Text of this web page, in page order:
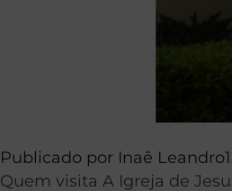
Publicado por Inaê Leandro
Quem visita A Igreja de